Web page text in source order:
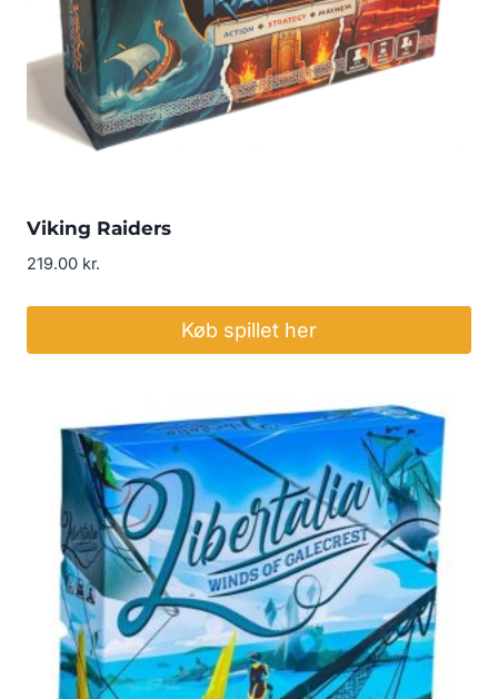
Viking Raiders
219.00 kr.
Køb spillet her